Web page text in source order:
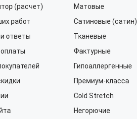
(расчет)
работ
ответы
Матовые
Сатиновые (сатин)
Тканевые
Фактурные
Гипоаллергенные
Премиум-класса
Cold Stretch
Негорючие